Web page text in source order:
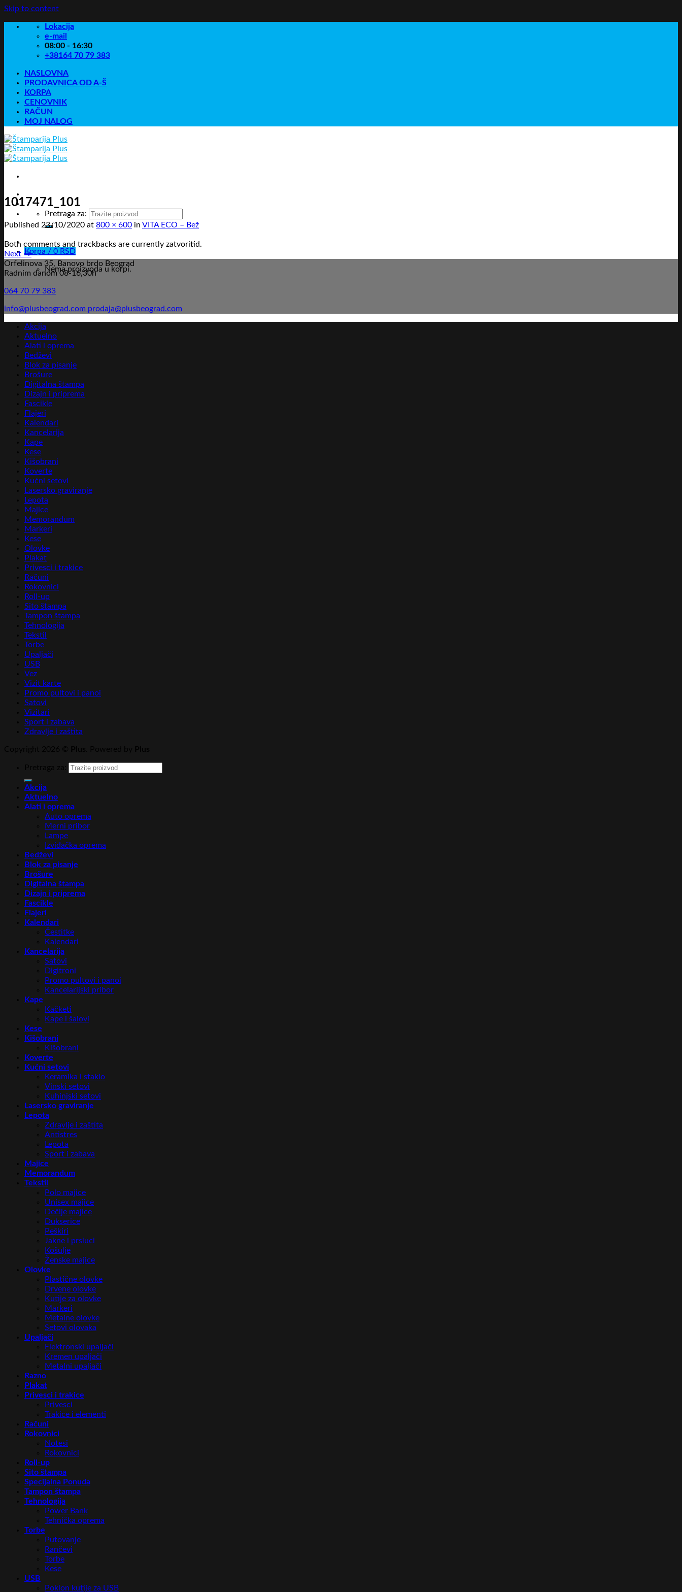
Skip to content
Lokacija
e-mail
08:00 - 16:30
+38164 70 79 383
NASLOVNA
PRODAVNICA OD A-Š
KORPA
CENOVNIK
RAČUN
MOJ NALOG
Pretraga za:
Korpa / 0 RSD
Nema proizvoda u korpi.
1017471_101
Published 23/10/2020 at 800 × 600 in VITA ECO – Bež
Both comments and trackbacks are currently zatvoritid.
Next →
Orfelinova 35, Banovo brdo Beograd
Radnim danom 08-16,30h
064 70 79 383
info@plusbeograd.com prodaja@plusbeograd.com
Akcija
Aktuelno
Alati i oprema
Bedževi
Blok za pisanje
Brošure
Digitalna štampa
Dizajn i priprema
Fascikle
Flajeri
Kalendari
Kancelarija
Kape
Kese
Kišobrani
Koverte
Kućni setovi
Lasersko graviranje
Lepota
Majice
Memorandum
Markeri
Kese
Olovke
Plakat
Privesci i trakice
Računi
Rokovnici
Roll-up
Sito štampa
Tampon štampa
Tehnologija
Tekstil
Torbe
Upaljači
USB
Vez
Vizit karte
Promo pultovi i panoi
Satovi
Vizitari
Sport i zabava
Zdravlje i zaštita
Akcija
Aktuelno
Alati i oprema
Auto oprema
Merni pribor
Lampe
Izviđačka oprema
Bedževi
Blok za pisanje
Brošure
Digitalna štampa
Dizajn i priprema
Fascikle
Flajeri
Kalendari
Čestitke
Kalendari
Kancelarija
Satovi
Digitroni
Promo pultovi i panoi
Kancelarijski pribor
Kape
Kačketi
Kape i šalovi
Kese
Kišobrani
Kišobrani
Koverte
Kućni setovi
Keramika i staklo
Vinski setovi
Kuhinjski setovi
Lasersko graviranje
Lepota
Zdravlje i zaštita
Antistres
Lepota
Sport i zabava
Majice
Memorandum
Tekstil
Polo majice
Unisex majice
Dečije majice
Dukserice
Peškiri
Jakne i prsluci
Košulje
Ženske majice
Olovke
Plastične olovke
Drvene olovke
Kutije za olovke
Markeri
Metalne olovke
Setovi olovaka
Upaljači
Elektronski upaljači
Kremen upaljači
Metalni upaljači
Razno
Plakat
Privesci i trakice
Privesci
Trakice i elementi
Računi
Rokovnici
Notesi
Rokovnici
Roll-up
Sito štampa
Specijalna Ponuda
Tampon štampa
Tehnologija
Power Bank
Tehnička oprema
Torbe
Putovanje
Rančevi
Torbe
Kese
USB
Poklon kutije za USB